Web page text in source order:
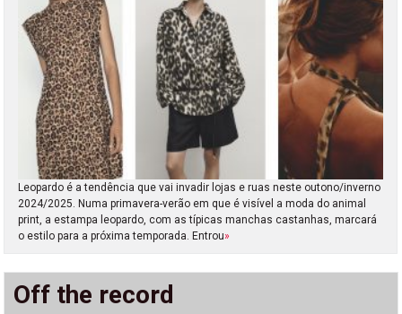
Leopardo é a tendência que vai invadir lojas e ruas neste outono/inverno
2024/2025. Numa primavera-verão em que é visível a moda do animal
print, a estampa leopardo, com as típicas manchas castanhas, marcará
o estilo para a próxima temporada. Entrou»
Off the record